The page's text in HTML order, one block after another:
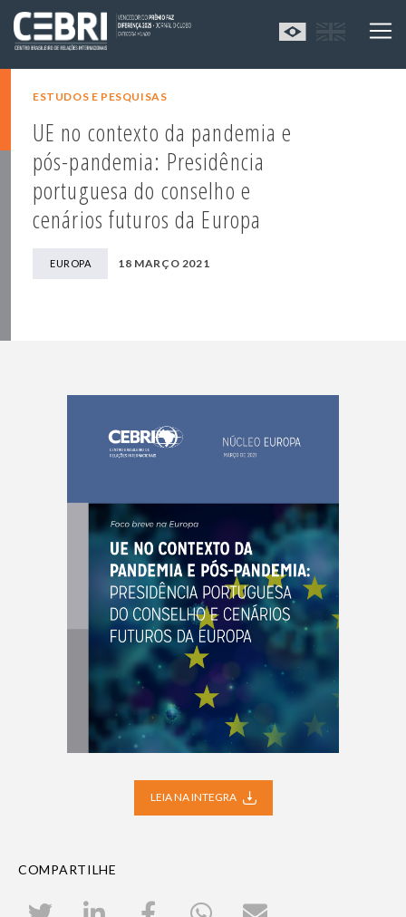
ESTUDOS E PESQUISAS
UE no contexto da pandemia e
pós-pandemia: Presidência
portuguesa do conselho e
cenários futuros da Europa
EUROPA 18 MARÇO 2021
LEIA NA INTEGRA
COMPARTILHE